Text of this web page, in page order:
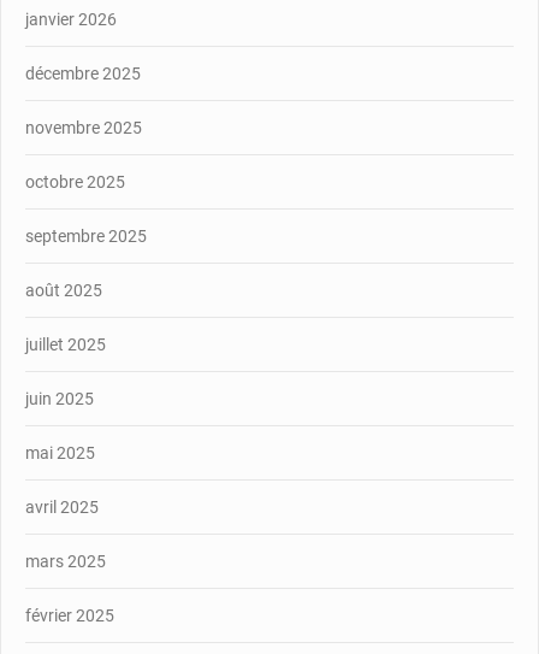
janvier 2026
décembre 2025
novembre 2025
octobre 2025
septembre 2025
août 2025
juillet 2025
juin 2025
mai 2025
avril 2025
mars 2025
février 2025